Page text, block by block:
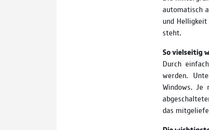
automatisch
und
steht.
So vielseitig
Durch
werden.
Windows. Je
das